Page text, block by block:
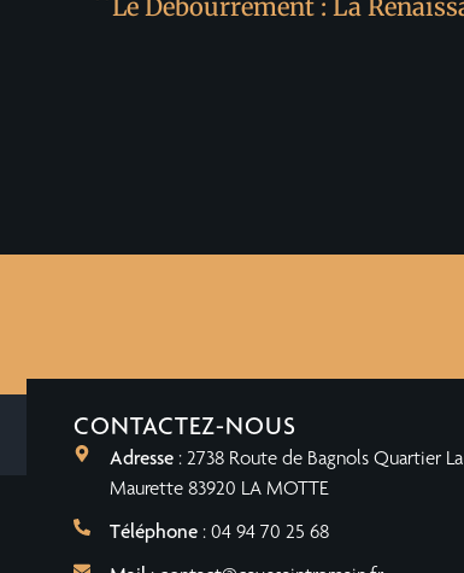
CONTACTEZ-NOUS
Adresse : 2738 Route de Bagnols Quartier La
Maurette 83920 LA MOTTE
Téléphone : 04 94 70 25 68